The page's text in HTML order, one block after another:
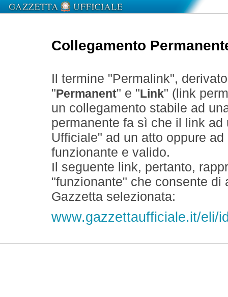
Collegamento
Il termine "Permalink",
" Permanent" e " Link" (link
un collegamento stabile ad
permanente fa sì che il link
Ufficiale" ad un atto oppure
funzionante e valido.
Il seguente link, pertanto,
"funzionante" che consente
Gazzetta selezionata:
www.gazzettaufficiale.it/eli/